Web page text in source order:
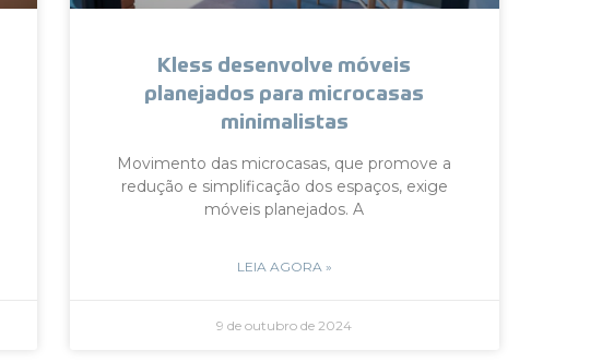
Kless desenvolve móveis
planejados para microcasas
minimalistas
Movimento das microcasas, que promove a
redução e simplificação dos espaços, exige
móveis planejados. A
LEIA AGORA »
9 de outubro de 2024